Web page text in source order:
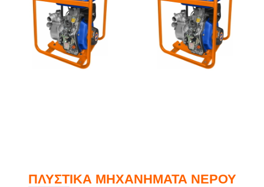
ΠΛΥΣΤΙΚΑ ΜΗΧΑΝΗΜΑΤΑ ΝΕΡΟΥ